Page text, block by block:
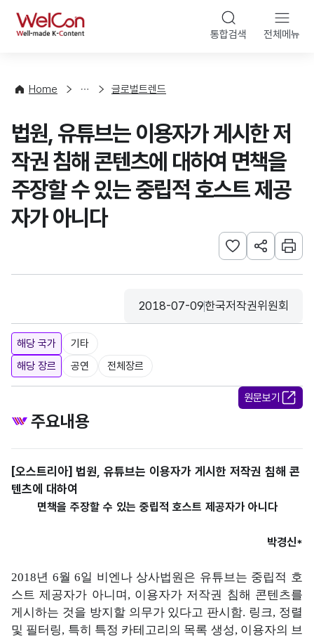
WelCon 통합검색 전체메뉴
Home
향
계
글로벌트렌드
법원, 유튜브는 이용자가 게시한 저
작권 침해 콘텐츠에 대하여 면책을
주장할 수 있는 중립적 호스트 제공
자가 아니다
관심사 등록하기
URL 공유하
인쇄
등록일
2018-07-09
수집기관
한국저작권위원회
해당 국가
기타
해당 장르
공연 전체장르
원문보기
주요내용
[오스트리아] 법원, 유튜브는 이용자가 게시한 저작권 침해 콘
텐츠에 대하여
면책을 주장할 수 있는 중립적 호스트 제공자가 아니다
박경신*
2018년 6월 6일 비엔나 상사법원은 유튜브는 중립적 호
스트 제공자가 아니며, 이용자가 저작권 침해 콘텐츠를
게시하는 것을 방지할 의무가 있다고 판시함. 링크, 정렬
및 필터링, 특히 특정 카테고리의 목록 생성, 이용자의 브